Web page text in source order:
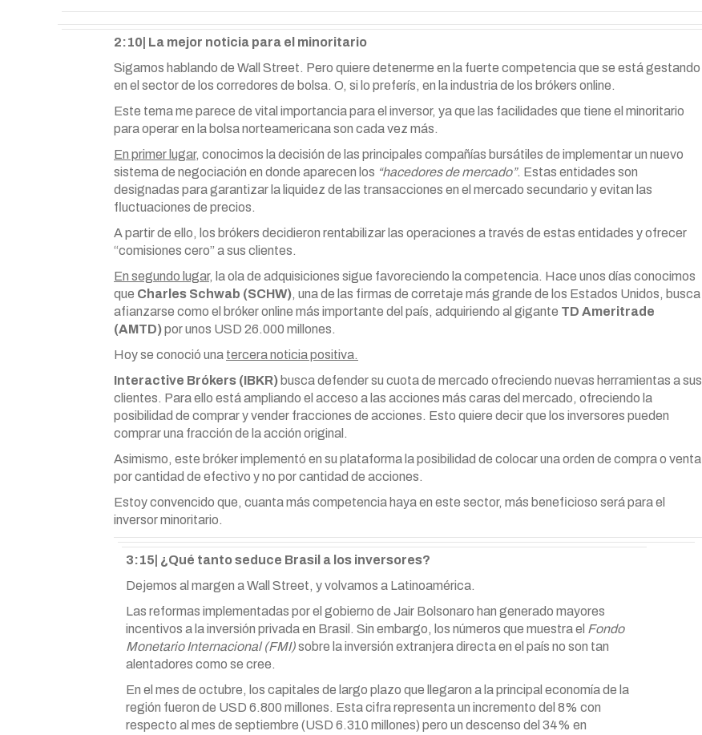
2:10| La mejor noticia para el minoritario
Sigamos hablando de Wall Street. Pero quiere detenerme en la fuerte competencia que se está gestando
en el sector de los corredores de bolsa. O, si lo preferís, en la industria de los brókers online.
Este tema me parece de vital importancia para el inversor, ya que las facilidades que tiene el minoritario
para operar en la bolsa norteamericana son cada vez más.
En primer lugar, conocimos la decisión de las principales compañías bursátiles de implementar un nuevo
sistema de negociación en donde aparecen los “hacedores de mercado”. Estas entidades son
designadas para garantizar la liquidez de las transacciones en el mercado secundario y evitan las
fluctuaciones de precios.
A partir de ello, los brókers decidieron rentabilizar las operaciones a través de estas entidades y ofrecer
“comisiones cero” a sus clientes.
En segundo lugar, la ola de adquisiciones sigue favoreciendo la competencia. Hace unos días conocimos
que Charles Schwab (SCHW), una de las firmas de corretaje más grande de los Estados Unidos, busca
afianzarse como el bróker online más importante del país, adquiriendo al gigante TD Ameritrade
(AMTD)por unos USD 26.000 millones.
Hoy se conoció una tercera noticia positiva.
Interactive Brókers (IBKR) busca defender su cuota de mercado ofreciendo nuevas herramientas a sus
clientes. Para ello está ampliando el acceso a las acciones más caras del mercado, ofreciendo la
posibilidad de comprar y vender fracciones de acciones. Esto quiere decir que los inversores pueden
comprar una fracción de la acción original.
Asimismo, este bróker implementó en su plataforma la posibilidad de colocar una orden de compra o venta
por cantidad de efectivo y no por cantidad de acciones.
Estoy convencido que, cuanta más competencia haya en este sector, más beneficioso será para el
inversor minoritario.
3:15| ¿Qué tanto seduce Brasil a los inversores?
Dejemos al margen a Wall Street, y volvamos a Latinoamérica.
Las reformas implementadas por el gobierno de Jair Bolsonaro han generado mayores
incentivos a la inversión privada en Brasil. Sin embargo, los números que muestra el Fondo
Monetario Internacional (FMI)sobre la inversión extranjera directa en el país no son tan
alentadores como se cree.
En el mes de octubre, los capitales de largo plazo que llegaron a la principal economía de la
región fueron de USD 6.800 millones. Esta cifra representa un incremento del 8% con
respecto al mes de septiembre (USD 6.310 millones) pero un descenso del 34% en